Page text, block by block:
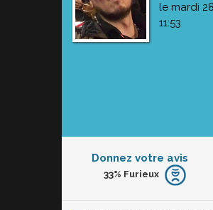
le mardi
11:53
Donnez votre avis
Furieux
33% Furieux